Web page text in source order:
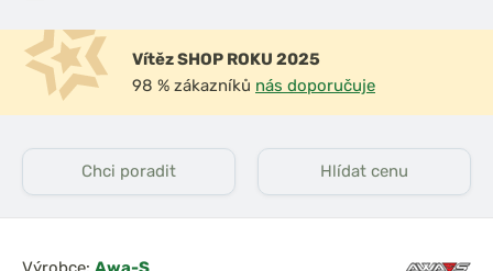
Vítěz SHOP ROKU 2025
98 % zákazníků nás doporučuje
Chci poradit Hlídat cenu